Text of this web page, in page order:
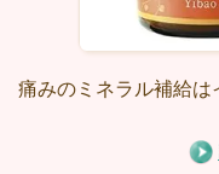
痛みのミネラル補給は